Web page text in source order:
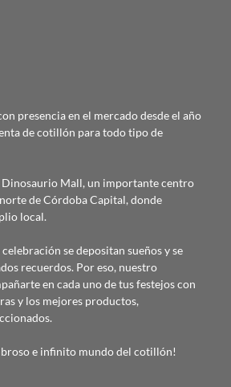
presencia en el mercado desde el año
de cotillón para todo tipo de
Dinosaurio Mall, un importante centro
de Córdoba Capital, donde
local.
se depositan sueños y se
recuerdos. Por eso, nuestro
en cada uno de tus festejos con
y los mejores productos,
e infinito mundo del cotillón!